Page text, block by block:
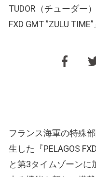
TUDOR（チューダー
FXD GMT ”ZULU
フランス海軍の特殊
生した『PELAGOS
と第3タイムゾーンに